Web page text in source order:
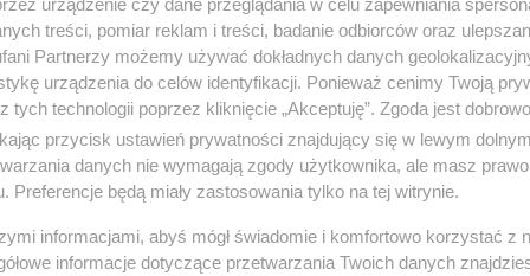
Ćwiklińskiego w ciągu najbardziej
własnym wysiłkiem „48 milionów
typu Mannlicher, trudna do określenia, poważna
typu Mauser i kilka milionów części
rodzaju sprzętu i materiałów”. Gdyby nie
strzelać! Kontyngent żołnierzy węgierskich, o
walkach. Jedynym historykiem, który o tym pisał
treści, pomiar reklam i treści, badanie odbiorców oraz
Partnerzy możemy używać dokładnych danych
urządzenia do celów identyfikacji. Ponieważ cenimy Twoją
tych technologii poprzez kliknięcie „Akceptuję”. Zgoda jest
przycisk ustawień prywatności znajdujący się w lewym
danych nie wymagają zgody użytkownika, ale masz
Preferencje będą miały zastosowania tylko na tej witrynie.
informacjami, abyś mógł świadomie i komfortowo korzystać z
informacje dotyczące przetwarzania Twoich danych